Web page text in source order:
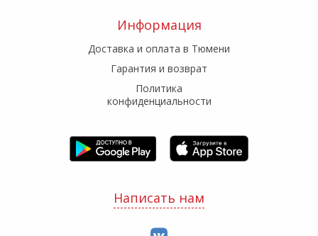
Информация
Доставка и оплата в Тюмени
Гарантия и возврат
Политика
конфиденциальности
Написать нам